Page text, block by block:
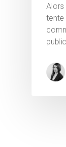
Alors
tente